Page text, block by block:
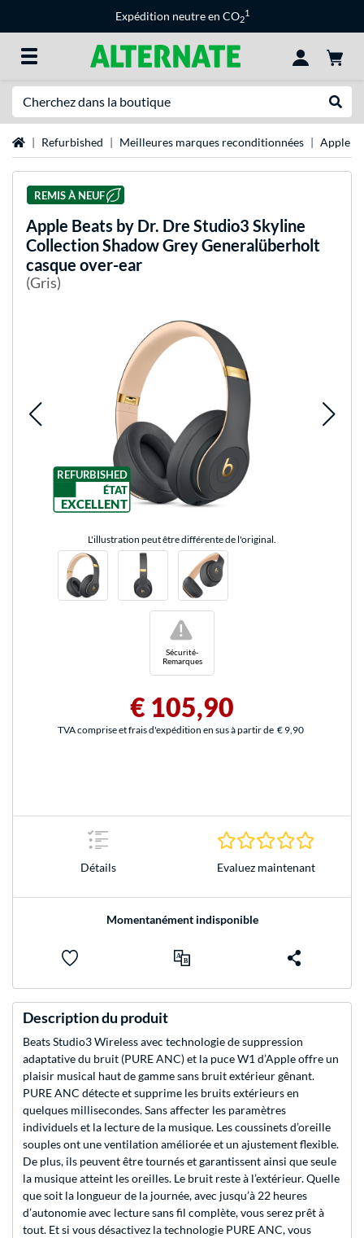
Expédition neutre en CO2
1
Page d'accueil
Refurbished Meilleures marques reconditionnées Apple
REMIS À NEUF
Apple Beats by Dr. Dre Studio3 Skyline
Collection Shadow Grey Generalüberholt
casque over-ear
(Gris)
REFURBISHED
ÉTAT
EXCELLENT
L'illustration peut être différente de l'original.
Sécurité-
Remarques
!
€ 105,90
TVA comprise et frais d'expédition en sus à partir de € 9,90
Détails Evaluez maintenant
Momentanément indisponible
Description du produit
Beats Studio3 Wireless avec technologie de suppression
adaptative du bruit (PURE ANC) et la puce W1 d’Apple offre un
plaisir musical haut de gamme sans bruit extérieur gênant.
PURE ANC détecte et supprime les bruits extérieurs en
quelques millisecondes. Sans affecter les paramètres
individuels et la lecture de la musique. Les coussinets d’oreille
souples ont une ventilation améliorée et un ajustement flexible.
De plus, ils peuvent être tournés et garantissent ainsi que seule
la musique atteint les oreilles. Le bruit reste à l’extérieur. Quelle
que soit la longueur de la journée, avec jusqu’à 22 heures
d’autonomie avec lecture sans fil complète, vous serez prêt à
tout. Et si vous désactivez la technologie PURE ANC, vous